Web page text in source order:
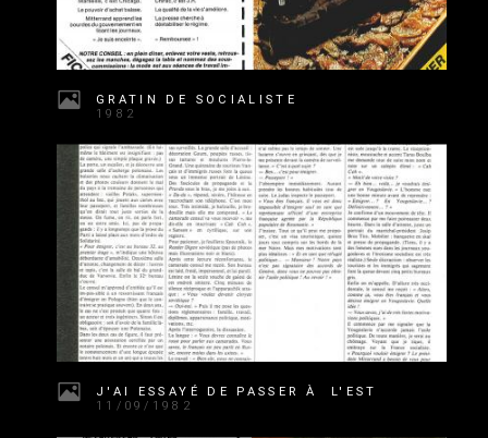
GRATIN DE SOCIALISTE
1982
J'AI ESSAYÉ DE PASSER À L'EST
11/09/1982